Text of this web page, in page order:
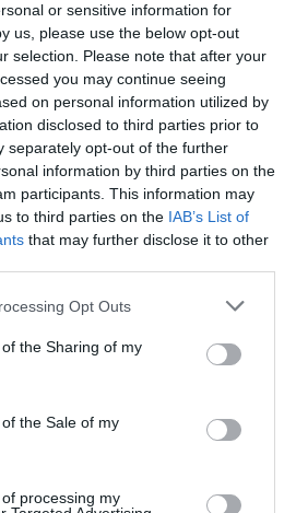
or sensitive information for
us, please use the below opt-out
selection. Please note that after your
you may continue seeing
on personal information utilized by
disclosed to third parties prior to
separately opt-out of the further
information by third parties on the
participants. This information may
to third parties on the IAB’s List of
that may further disclose it to other
app uses one or more Google
or usage behaviour. You may click to
to Google and its third-party tags to
specified purposes in below Google
Opt Outs
the Sharing of my
the Sale of my
processing my
rétegek rivalizálásába
, a már
Abbeyalkotójának neve
is, aki itt is maradandó
ábrázolja, hogyan
származás, a rang és a
érhető el.